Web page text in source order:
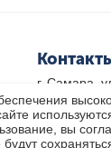
г. Самара,
8 800-333-
8(846)-211-
Пн-Пт 8.30
вы
будут